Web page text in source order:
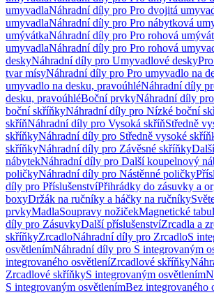
umyvadlaNáhradní díly pro Pro dvojitá
umyvadlaNáhradní díly pro Pro nábytková
umývátkaNáhradní díly pro Pro rohová
umyvadlaNáhradní díly pro Pro rohová
deskyNáhradní díly pro Umyvadlové desky
tvar mísyNáhradní díly pro Pro umyvadlo na
umyvadlo na desku, pravoúhléNáhradní díly
desku, pravoúhléBoční prvkyNáhradní díly
boční skříňkyNáhradní díly pro Nízké boční
skříňNáhradní díly pro Vysoká skříňStředně
skříňkyNáhradní díly pro Středně vysoké
skříňkyNáhradní díly pro Závěsné skříňky
nábytekNáhradní díly pro Další koupelnový
poličkyNáhradní díly pro Nástěnné poličky
díly pro PříslušenstvíPřihrádky do zásuvky a
boxyDržák na ručníky a háčky na ručníky
prvkyMadlaSoupravy nožičekMagnetické
díly pro ZásuvkyDalší příslušenstvíZrcadla a
skříňkyZrcadloNáhradní díly pro ZrcadloS
osvětlenímNáhradní díly pro S integrovaným
integrovaného osvětleníZrcadlové skříňky
Zrcadlové skříňkyS integrovaným osvětlením
S integrovaným osvětlenímBez integrovaného